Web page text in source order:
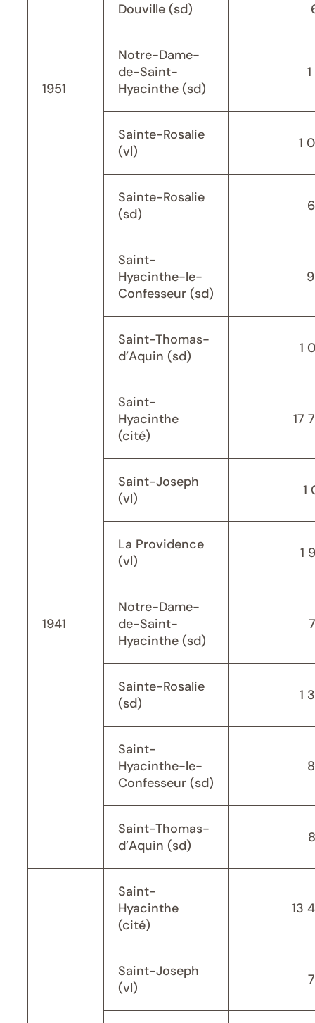
1951
Douville (sd)
Notre-Dame-
de-Saint-
Hyacinthe (sd)
Sainte-Rosalie
(vl)
1
Sainte-Rosalie
(sd)
Saint-
Hyacinthe-le-
Confesseur (sd)
Saint-Thomas-
d’Aquin (sd)
1
1941
Saint-
Hyacinthe
(cité)
17
Saint-Joseph
(vl)
1
La Providence
(vl)
1
Notre-Dame-
de-Saint-
Hyacinthe (sd)
Sainte-Rosalie
(sd)
1
Saint-
Hyacinthe-le-
Confesseur (sd)
Saint-Thomas-
d’Aquin (sd)
Saint-
Hyacinthe
(cité)
13
Saint-Joseph
(vl)